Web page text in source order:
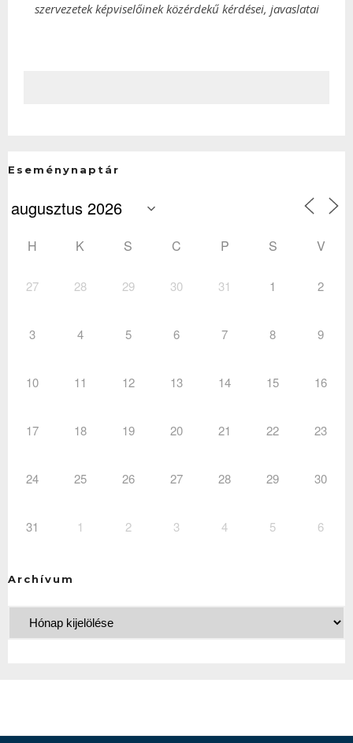
szervezetek képviselőinek közérdekű kérdései, javaslatai
Eseménynaptár
H K S C P S V
27 28 29 30 31 1 2
3 4 5 6 7 8 9
10 11 12 13 14 15 16
17 18 19 20 21 22 23
24 25 26 27 28 29 30
31 1 2 3 4 5 6
Archívum